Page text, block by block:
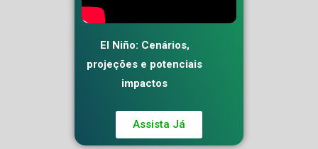
El Niño: Cenários,
projeções e potenciais
impactos
Assista Já